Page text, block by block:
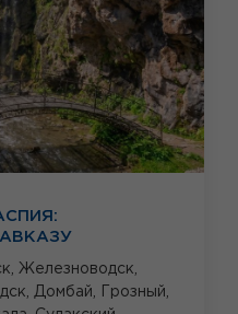
Железноводск,
Домбай,
Грозный,